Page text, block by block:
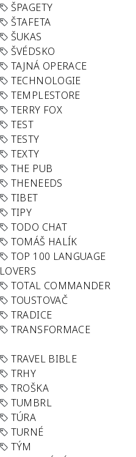
ŠPAGETY
ŠTAFETA
ŠUKAS
ŠVÉDSKO
TAJNÁ OPERACE
TECHNOLOGIE
TEMPLESTORE
TERRY FOX
TEST
TESTY
TEXTY
THE PUB
THENEEDS
TIBET
TIPY
TODO CHAT
TOMÁŠ HALÍK
TOP 100 LANGUAGE
LOVERS
TOTAL COMMANDER
TOUSTOVAČ
TRADICE
TRANSFORMACE
TRAVEL BIBLE
TRHY
TROŠKA
TUMBRL
TÚRA
TURNÉ
TÝM